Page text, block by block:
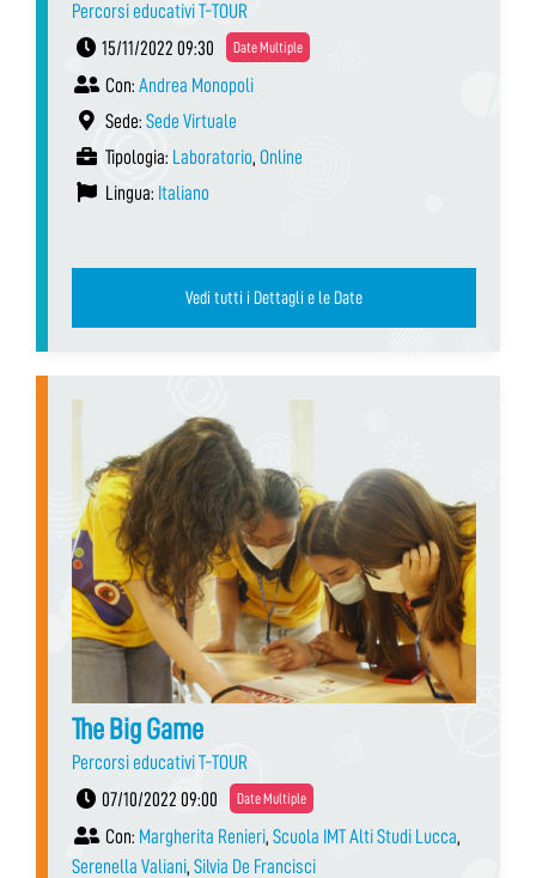
Percorsi educativi T-TOUR
15/11/2022 09:30
Date Multiple
Con: Andrea Monopoli
Sede: Sede Virtuale
Tipologia: Laboratorio, Online
Lingua: Italiano
Vedi tutti i Dettagli e le Date
The Big Game
Percorsi educativi T-TOUR
07/10/2022 09:00
Date Multiple
Con: Margherita Renieri, Scuola IMT Alti Studi Lucca,
Serenella Valiani, Silvia De Francisci